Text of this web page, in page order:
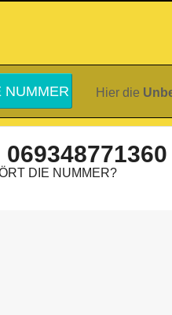
Hier die
069348771360
DIE NUMMER?